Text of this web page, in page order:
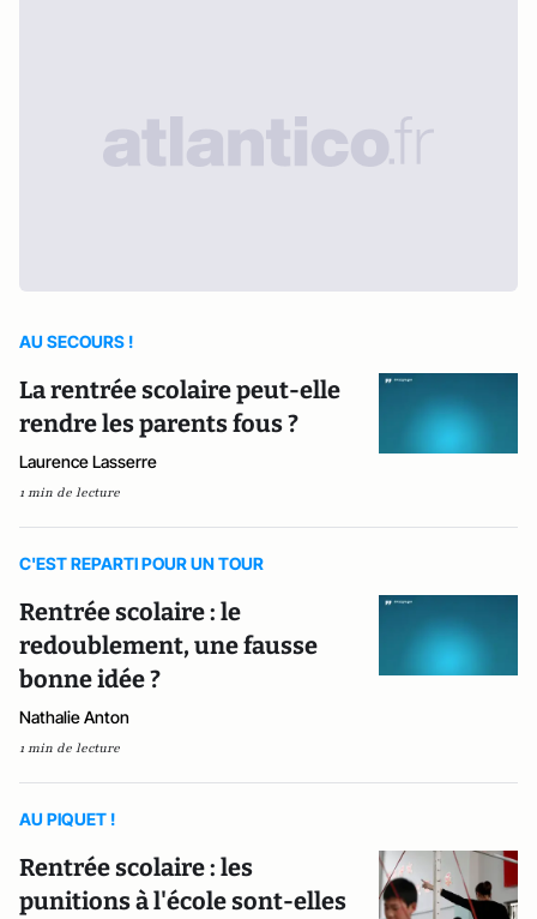
AU SECOURS !
La rentrée scolaire peut-elle
rendre les parents fous ?
Laurence Lasserre
1 min de lecture
C'EST REPARTI POUR UN TOUR
Rentrée scolaire : le
redoublement, une fausse
bonne idée ?
Nathalie Anton
1 min de lecture
AU PIQUET !
Rentrée scolaire : les
punitions à l'école sont-elles